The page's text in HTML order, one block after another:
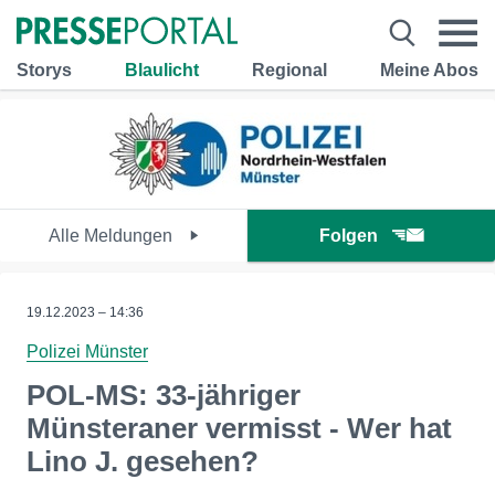
Storys Blaulicht Regional Meine Abos
Alle Meldungen Folgen
19.12.2023 – 14:36
Polizei Münster
POL-MS: 33-jähriger
Münsteraner vermisst - Wer hat
Lino J. gesehen?